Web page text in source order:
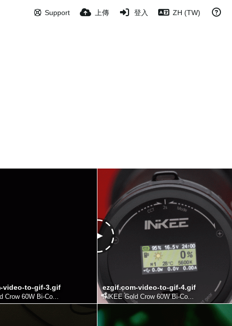
Support 上傳 登入 ZH (TW)
video-to-gif-3.gif
Crow 60W Bi-Co...
ezgif.com-video-to-gif-4.gif
INKEE Gold Crow 60W Bi-Co...